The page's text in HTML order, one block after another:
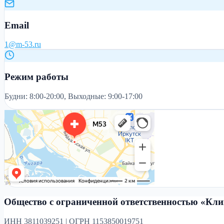
Email
1@m-53.ru
Режим работы
Будни: 8:00-20:00, Выходные: 9:00-17:00
Общество с ограниченной ответственностью
ИНН 3811039251 | ОГРН 1153850019751